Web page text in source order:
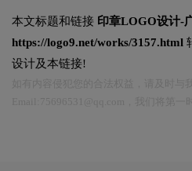
本文标题和链接 印章LOGO设计-
https://logo9.net/works/3157.html
设计及本链接!